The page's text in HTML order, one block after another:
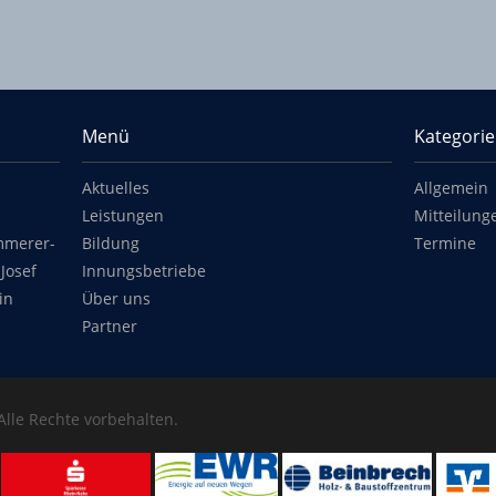
Menü
Aktuelles
Leistungen
Bildung
Innungsbetriebe
Über uns
Partner
Allgemein
Termine
Rechte vorbehalten.